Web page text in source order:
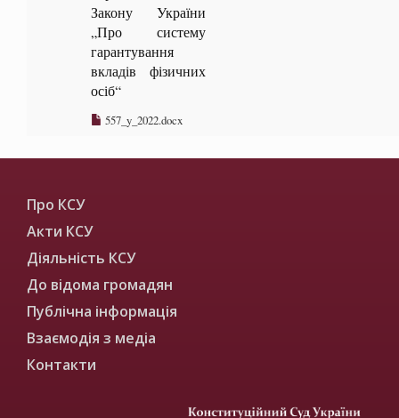
Закону України
„Про систему
гарантування
вкладів фізичних
осіб“
557_y_2022.docx
Про КСУ
Акти КСУ
Діяльність КСУ
До відома громадян
Публічна інформація
Взаємодія з медіа
Контакти